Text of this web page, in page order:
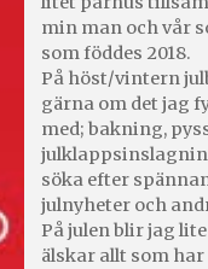
min man och vår
som föddes 2018.
På höst/vintern
gärna om det jag
med; bakning,
söka efter
julnyheter och
På julen blir jag
älskar allt som har